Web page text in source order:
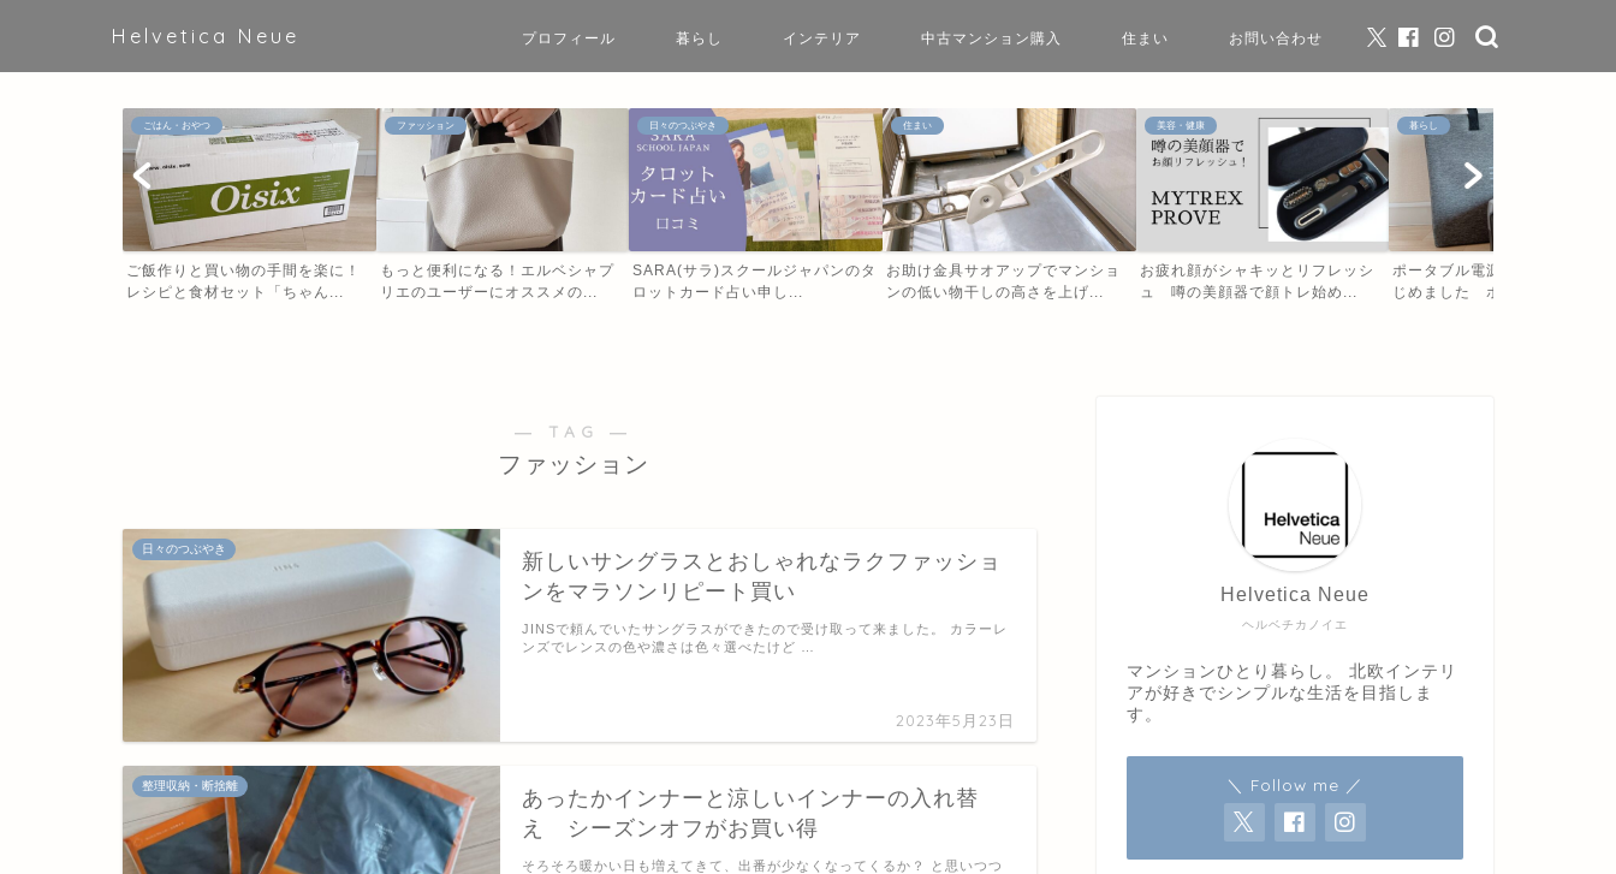
Helvetica Neue プロフィール 暮らし インテリア 中古マンション購入 住まい お問い合わせ
ごはん・おやつ
ご飯作りと買い物の手間を楽に！
レシピと食材セット「ちゃん...
ファッション
もっと便利になる！エルベシャプ
リエのユーザーにオススメの...
日々のつぶやき
SARA(サラ)スクールジャパンのタ
ロットカード占い申し...
住まい
お助け金具サオアップでマンショ
ンの低い物干しの高さを上げ...
美容・健康
お疲れ顔がシャキッとリフレッシ
ュ 噂の美顔器で顔トレ始め...
暮らし
ポータブル電源のある暮らし、
じめました ポタ電でプチ自...
― TAG ―
ファッション
日々のつぶやき
新しいサングラスとおしゃれなラクファッショ
ンをマラソンリピート買い
2023年5月23日
JINSで頼んでいたサングラスができたので受け取って来ました。 カラーレ
ンズでレンスの色や濃さは色々選べたけど …
整理収納・断捨離
あったかインナーと涼しいインナーの入れ替
え シーズンオフがお買い得
そろそろ暖かい日も増えてきて、出番が少なくなってくるか？ と思いつつ
ヘルベチカノイエ
Helvetica Neue
マンションひとり暮らし。 北欧インテリ
アが好きでシンプルな生活を目指しま
す。
＼ Follow me ／